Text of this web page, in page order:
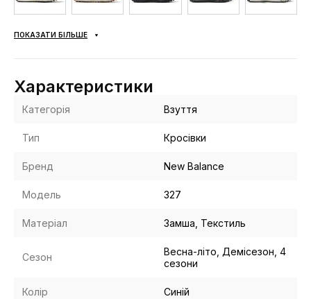
ПОКАЗАТИ БІЛЬШЕ
Характеристики
Категорія Взуття
Тип Кросівки
Бренд New Balance
Модель 327
Матеріал Замша, Текстиль
Сезон
Весна-літо, Демісезон, 4
сезони
Колір Cиній